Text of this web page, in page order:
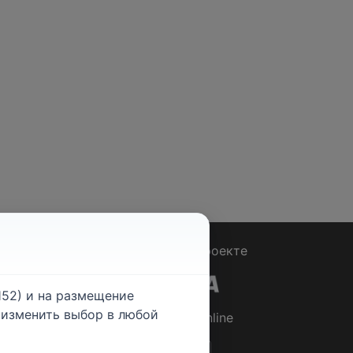
О проекте
© 2026Rabotniki.online
и на размещение
выбор в любой